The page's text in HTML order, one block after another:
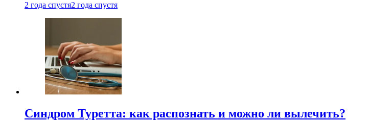
2 года спустя2 года спустя
Синдром Туретта: как распознать и можно ли вылечить?